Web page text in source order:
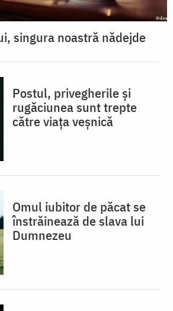
singura noastră nădejde
Postul, privegherile și
rugăciunea sunt trepte
către viața veșnică
Omul iubitor de păcat se
înstrăinează de slava lui
Dumnezeu